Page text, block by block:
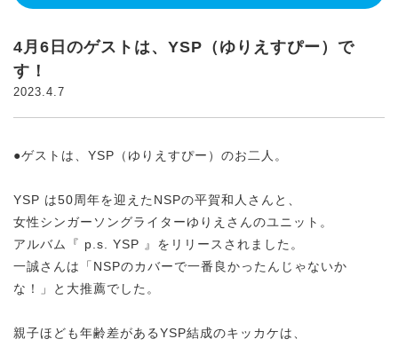
4月6日のゲストは、YSP（ゆりえすぴー）で
す！
2023.4.7
●ゲストは、YSP（ゆりえすぴー）のお二人。
YSP は50周年を迎えたNSPの平賀和人さんと、
女性シンガーソングライターゆりえさんのユニット。
アルバム『 p.s. YSP 』をリリースされました。
一誠さんは「NSPのカバーで一番良かったんじゃないか
な！」と大推薦でした。
親子ほども年齢差があるYSP結成のキッカケは、